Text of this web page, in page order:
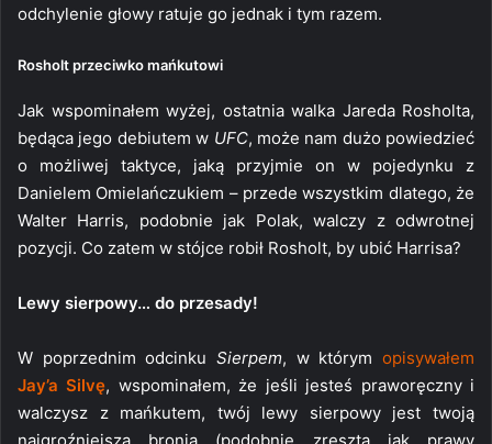
odchylenie głowy ratuje go jednak i tym razem.
Rosholt przeciwko mańkutowi
Jak wspominałem wyżej, ostatnia walka Jareda Rosholta,
będąca jego debiutem w UFC, może nam dużo powiedzieć
o możliwej taktyce, jaką przyjmie on w pojedynku z
Danielem Omielańczukiem – przede wszystkim dlatego, że
Walter Harris, podobnie jak Polak, walczy z odwrotnej
pozycji. Co zatem w stójce robił Rosholt, by ubić Harrisa?
Lewy sierpowy… do przesady!
W poprzednim odcinku Sierpem, w którym opisywałem
Jay’a Silvę, wspominałem, że jeśli jesteś praworęczny i
walczysz z mańkutem, twój lewy sierpowy jest twoją